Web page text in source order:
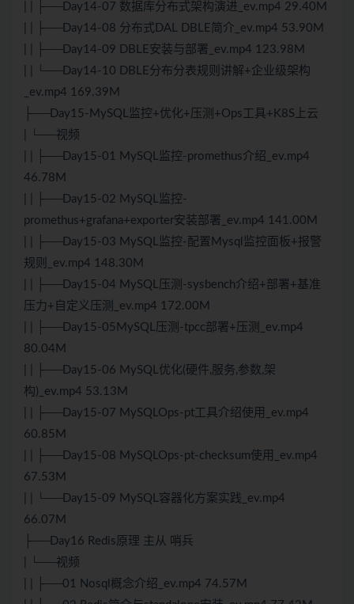
| | ├──Day14-07 数据库分布式架构演进_ev.mp4 29.40M
| | ├──Day14-08 分布式DAL DBLE简介_ev.mp4 53.90M
| | ├──Day14-09 DBLE安装与部署_ev.mp4 123.98M
| | └──Day14-10 DBLE分布分表规则讲解+企业级架构
_ev.mp4 169.39M
├──Day15-MySQL监控+优化+压测+Ops工具+K8S上云
| └──视频
| | ├──Day15-01 MySQL监控-promethus介绍_ev.mp4
46.78M
| | ├──Day15-02 MySQL监控-
promethus+grafana+exporter安装部署_ev.mp4 141.00M
| | ├──Day15-03 MySQL监控-配置Mysql监控面板+报警
规则_ev.mp4 148.30M
| | ├──Day15-04 MySQL压测-sysbench介绍+部署+基准
压力+自定义压测_ev.mp4 172.00M
| | ├──Day15-05MySQL压测-tpcc部署+压测_ev.mp4
80.04M
| | ├──Day15-06 MySQL优化(硬件,服务,参数,架
构)_ev.mp4 53.13M
| | ├──Day15-07 MySQLOps-pt工具介绍使用_ev.mp4
60.85M
| | ├──Day15-08 MySQLOps-pt-checksum使用_ev.mp4
67.53M
| | └──Day15-09 MySQL容器化方案实践_ev.mp4
66.07M
├──Day16 Redis原理 主从 哨兵
| └──视频
| | ├──01 Nosql概念介绍_ev.mp4 74.57M